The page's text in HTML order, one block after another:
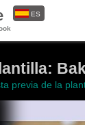
ES
previa de la